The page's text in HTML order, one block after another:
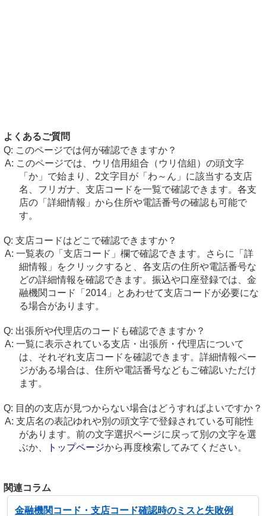
よくあるご質問
このページでは何が確認できますか？
このページでは、ウリ信用組合（ウリ信組）の頭文字
「か」で始まり、2文字目が「わ～ん」に該当する支店
名、フリガナ、支店コードを一覧で確認できます。各支
店の「詳細情報」から住所や電話番号の確認も可能で
す。
支店コードはどこで確認できますか？
一覧表の「支店コード」欄で確認できます。さらに「詳
細情報」をクリックすると、各支店の住所や電話番号な
どの詳細情報を確認できます。振込や口座登録では、金
融機関コード「2014」とあわせて支店コードが必要にな
る場合があります。
出張所や代理店のコードも確認できますか？
一覧に表示されている支店・出張所・代理店について
は、それぞれ支店コードを確認できます。詳細情報ペー
ジがある場合は、住所や電話番号などもご確認いただけ
ます。
目的の支店が見つからない場合はどうすればよいですか？
支店名の表記ゆれや別の頭文字で登録されている可能性
があります。前の文字選択ページに戻って別の文字を選
ぶか、
トップページから再度検索してみてください。
関連コラム
金融機関コード・支店コード確認時のミスと失敗例